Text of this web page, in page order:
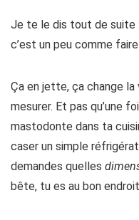
Je te le dis tout de suite :
c’est un peu comme
Ça en jette, ça change la
mesurer. Et pas qu’une
mastodonte dans ta
caser un simple
demandes quelles
bête, tu es au bon